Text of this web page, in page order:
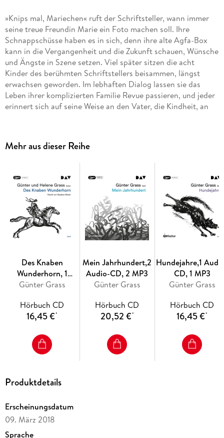
»Knips mal, Mariechen« ruft der Schriftsteller, wann immer
seine treue Freundin Marie ein Foto machen soll. Ihre
Schnappschüsse haben es in sich, denn ihre alte Agfa-Box
kann in die Vergangenheit und die Zukunft schauen, Wünsche
und Ängste in Szene setzen. Viel später sitzen die acht
Kinder des berühmten Schriftstellers beisammen, längst
erwachsen geworden. Im lebhaften Dialog lassen sie das
Leben ihrer komplizierten Familie Revue passieren, und jeder
erinnert sich auf seine Weise an den Vater, die Kindheit, an
untrennbar miteinander verwoben sind. Ungekürzte
Autorenlesung mit Günter Grass1 mp3-CD | ca. 6 h 45 min
Mehr aus dieser Reihe
Des Knaben
Wunderhorn, 1
Audio-CD, 1 MP3
Günter Grass
Hörbuch CD
16,45 €*
Mein Jahrhundert,2
Audio-CD, 2 MP3
Günter Grass
Hörbuch CD
20,52 €*
Hundejahre,1
CD, 1 MP3
Günter Grass
Hörbuch CD
16,45 €*
Produktdetails
Erscheinungsdatum
09. März 2018
Sprache